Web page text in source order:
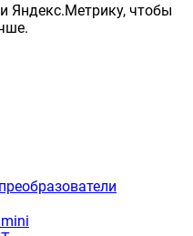
и Яндекс.Метрику, чтобы
mini